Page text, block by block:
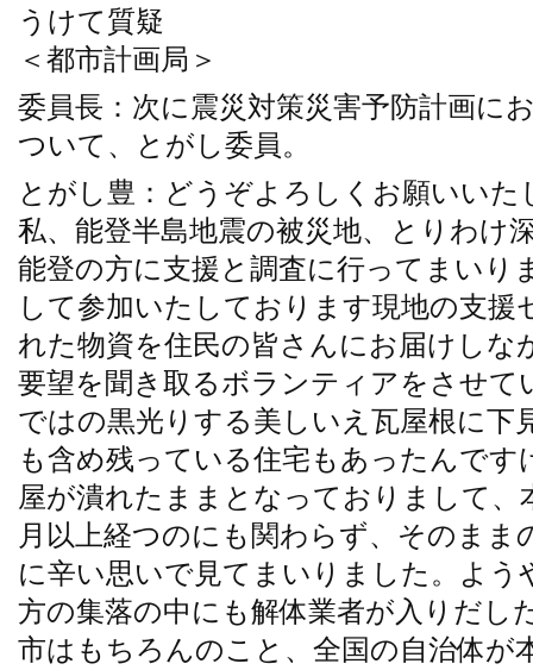
うけて質疑
＜都市計画局＞
委員長：次に震災対策災害予防計画に
ついて、とがし委員。
とがし豊：どうぞよろしくお願いいた
私、能登半島地震の被災地、とりわけ
能登の方に支援と調査に行ってまいり
して参加いたしております現地の支援
れた物資を住民の皆さんにお届けしな
要望を聞き取るボランティアをさせて
ではの黒光りする美しいえ瓦屋根に下
も含め残っている住宅もあったんで
屋が潰れたままとなっておりまして、
月以上経つのにも関わらず、そのまま
に辛い思いで見てまいりました。よう
方の集落の中にも解体業者が入りだし
市はもちろんのこと、全国の自治体が